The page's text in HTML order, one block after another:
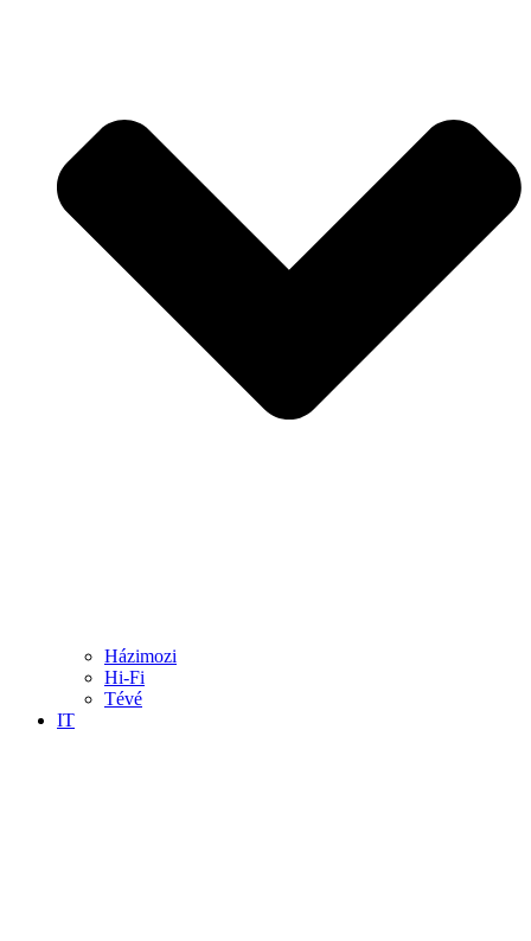
Házimozi
Hi-Fi
Tévé
IT